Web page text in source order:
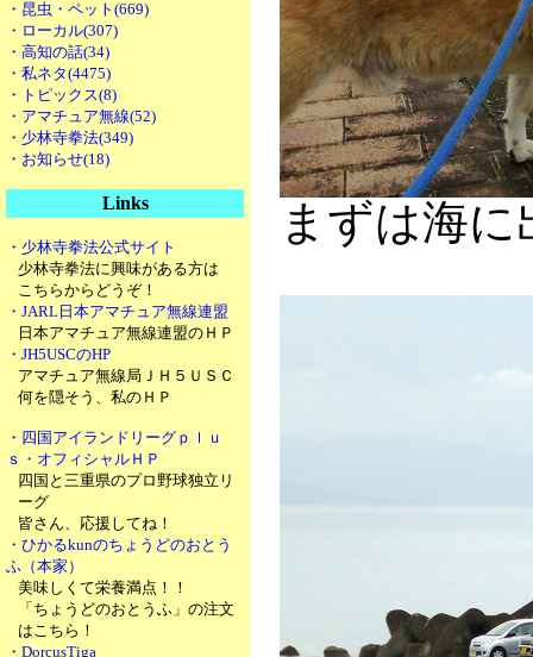
・昆虫・ペット(669)
・ローカル(307)
・高知の話(34)
・私ネタ(4475)
・トピックス(8)
・アマチュア無線(52)
・少林寺拳法(349)
・お知らせ(18)
Links
・少林寺拳法公式サイト
少林寺拳法に興味がある方は
こちらからどうぞ！
・JARL日本アマチュア無線連盟
日本アマチュア無線連盟のＨＰ
・JH5USCのHP
アマチュア無線局ＪＨ５ＵＳＣ
何を隠そう、私のＨＰ
・四国アイランドリーグｐｌｕ
ｓ・オフィシャルＨＰ
四国と三重県のプロ野球独立リ
ーグ
皆さん、応援してね！
・ひかるkunのちょうどのおとう
ふ（本家）
美味しくて栄養満点！！
「ちょうどのおとうふ」の注文
はこちら！
・DorcusTiga
まずは海